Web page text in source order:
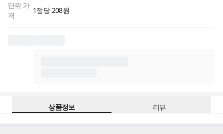
단위 가
격
1정당 208원
상품정보 리뷰